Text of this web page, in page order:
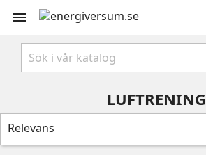

LUFTRENING
Relevans